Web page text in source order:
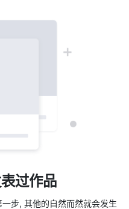
过作品
步, 其他的自然而然就会发生